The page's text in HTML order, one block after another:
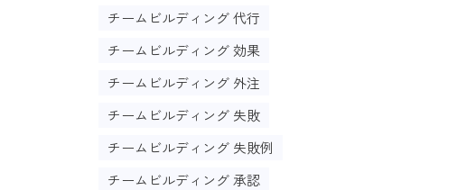
チームビルディング 代行
チームビルディング 効果
チームビルディング 外注
チームビルディング 失敗
チームビルディング 失敗例
チームビルディング 承認